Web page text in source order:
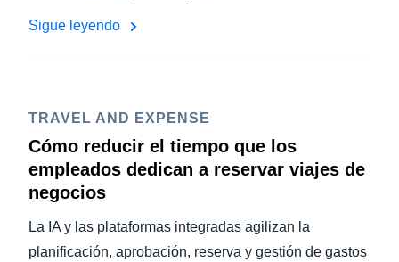
Sigue leyendo
TRAVEL AND EXPENSE
Cómo reducir el tiempo que los
empleados dedican a reservar viajes de
negocios
La IA y las plataformas integradas agilizan la
planificación, aprobación, reserva y gestión de gastos